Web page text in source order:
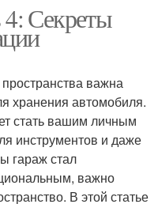
Секреты
важна
хранения автомобиля.
стать вашим личным
инструментов и даже
гараж стал
важно
В этой статье